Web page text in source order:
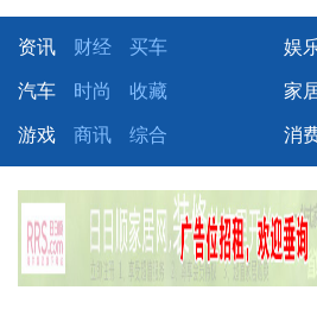
资讯 财经 买车 娱
汽车 时尚 收藏 家
游戏 商讯 综合 消